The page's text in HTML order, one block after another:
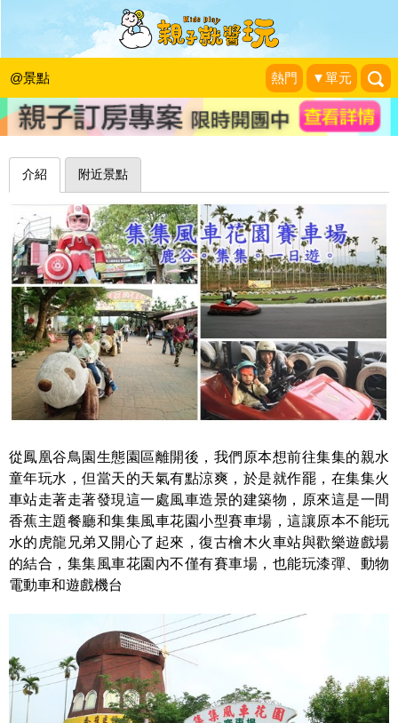
@景點 熱門 ▼單元
看完火車來飆車～南投集集風車花園賽
車場
珍太妃旅遊親子生活|2017-04-30
介紹 附近景點
從鳳凰谷鳥園生態園區離開後，我們原本想前往集集的親水
童年玩水，但當天的天氣有點涼爽，於是就作罷，在集集火
車站走著走著發現這一處風車造景的建築物，原來這是一間
香蕉主題餐廳和集集風車花園小型賽車場，這讓原本不能玩
水的虎龍兄弟又開心了起來，復古檜木火車站與歡樂遊戲場
的結合，集集風車花園內不僅有賽車場，也能玩漆彈、動物
電動車和遊戲機台